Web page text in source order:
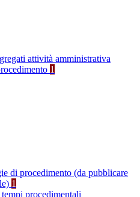
attività amministrativa
1
di procedimento (da pubblicare
1
procedimentali